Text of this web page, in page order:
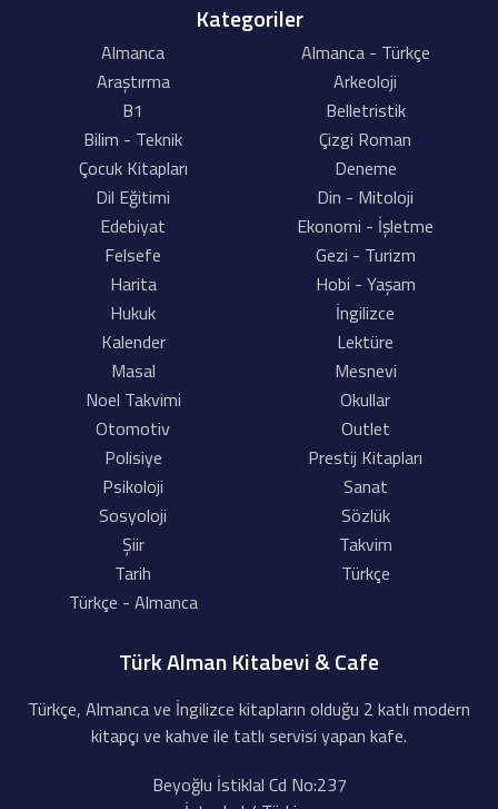
Kategoriler
Almanca
Almanca - Türkçe
Araştırma
Arkeoloji
B1
Belletristik
Bilim - Teknik
Çizgi Roman
Çocuk Kitapları
Deneme
Dil Eğitimi
Din - Mitoloji
Edebiyat
Ekonomi - İşletme
Felsefe
Gezi - Turizm
Harita
Hobi - Yaşam
Hukuk
İngilizce
Kalender
Lektüre
Masal
Mesnevi
Noel Takvimi
Okullar
Otomotiv
Outlet
Polisiye
Prestij Kitapları
Psikoloji
Sanat
Sosyoloji
Sözlük
Şiir
Takvim
Tarih
Türkçe
Türkçe - Almanca
Türk Alman Kitabevi & Cafe
Türkçe, Almanca ve İngilizce kitapların olduğu 2 katlı modern
kitapçı ve kahve ile tatlı servisi yapan kafe.
Beyoğlu İstiklal Cd No:237